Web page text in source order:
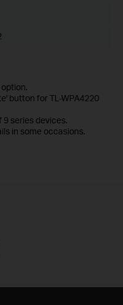
button for TL-WPA4220
9 series devices.
in some occasions.